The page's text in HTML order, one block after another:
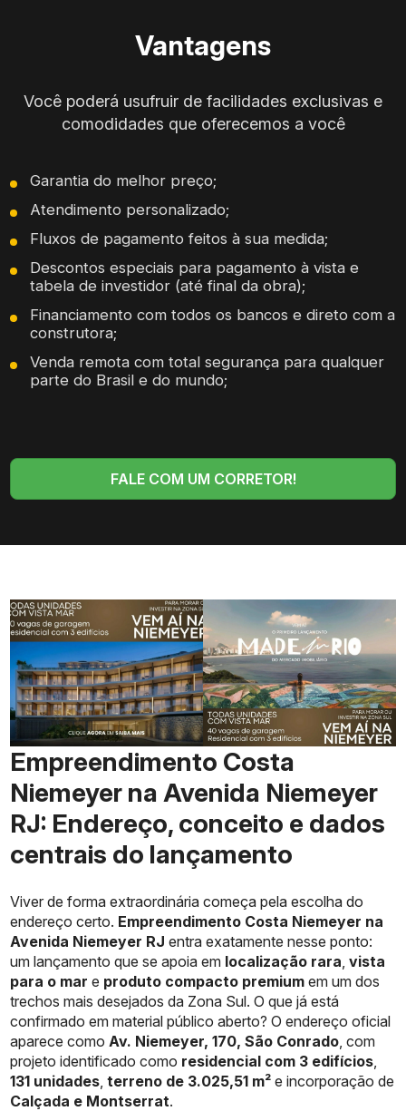
Vantagens
Você poderá usufruir de facilidades exclusivas e
comodidades que oferecemos a você
Garantia do melhor preço;
Atendimento personalizado;
Fluxos de pagamento feitos à sua medida;
Descontos especiais para pagamento à vista e
tabela de investidor (até final da obra);
Financiamento com todos os bancos e direto com a
construtora;
Venda remota com total segurança para qualquer
parte do Brasil e do mundo;
FALE COM UM CORRETOR!
Empreendimento Costa
Niemeyer na Avenida Niemeyer
RJ: Endereço, conceito e dados
centrais do lançamento
Viver de forma extraordinária começa pela escolha do
endereço certo. Empreendimento Costa Niemeyer na
Avenida Niemeyer RJ entra exatamente nesse ponto:
um lançamento que se apoia em localização rara ,vista
para o mar e produto compacto premium em um dos
trechos mais desejados da Zona Sul. O que já está
confirmado em material público aberto? O endereço oficial
aparece como Av. Niemeyer, 170, São Conrado , com
projeto identificado como residencial com 3 edifícios
131 unidades ,terreno de 3.025,51 m² e incorporação de
Calçada e Montserrat.